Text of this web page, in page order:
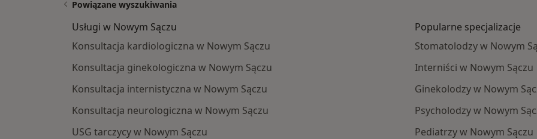
Powiązane wyszukiwania
Usługi w Nowym Sączu
Konsultacja kardiologiczna w Nowym Sączu
Konsultacja ginekologiczna w Nowym Sączu
Konsultacja internistyczna w Nowym Sączu
Konsultacja neurologiczna w Nowym Sączu
USG tarczycy w Nowym Sączu
Popularne specjalizacje
Stomatolodzy w Nowym
Interniści w Nowym Sączu
Ginekolodzy w Nowym
Psycholodzy w Nowym
Pediatrzy w Nowym Sączu